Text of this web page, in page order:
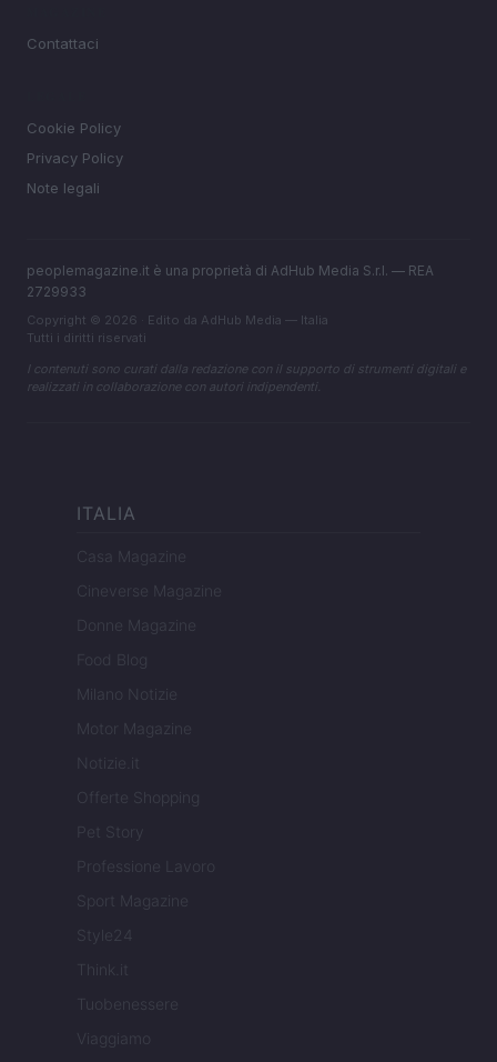
Contattaci
Cookie Policy
Privacy Policy
Note legali
peoplemagazine.it è una proprietà di AdHub Media S.r.l. — REA
2729933
Copyright © 2026 · Edito da AdHub Media — Italia
Tutti i diritti riservati
I contenuti sono curati dalla redazione con il supporto di strumenti digitali e
realizzati in collaborazione con autori indipendenti.
ITALIA
Casa Magazine
Cineverse Magazine
Donne Magazine
Food Blog
Milano Notizie
Motor Magazine
Notizie.it
Offerte Shopping
Pet Story
Professione Lavoro
Sport Magazine
Style24
Think.it
Tuobenessere
Viaggiamo